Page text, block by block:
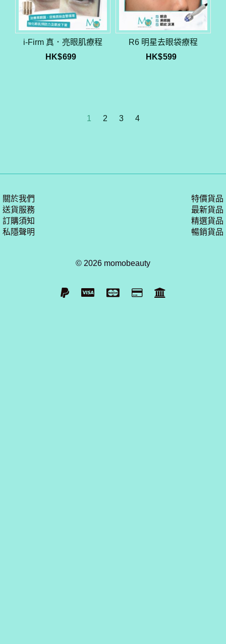
i-Firm 真．亮眼肌療程
HK$699
R6 明星去眼袋療程
HK$599
1 2 3 4
關於我們
送貨服務
訂購須知
私隱聲明
特價貨品
最新貨品
精選貨品
暢銷貨品
© 2026 momobeauty